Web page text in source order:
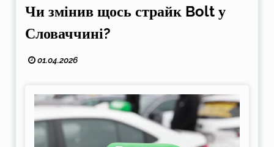
Чи змінив щось страйк Bolt у
Словаччині?
01.04.2026